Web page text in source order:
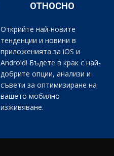
ОТНОСНО
Открийте най-новите
тенденции и новини в
приложенията за iOS и
Android! Бъдете в крак с най-
добрите опции, анализи и
съвети за оптимизиране на
вашето мобилно
изживяване.